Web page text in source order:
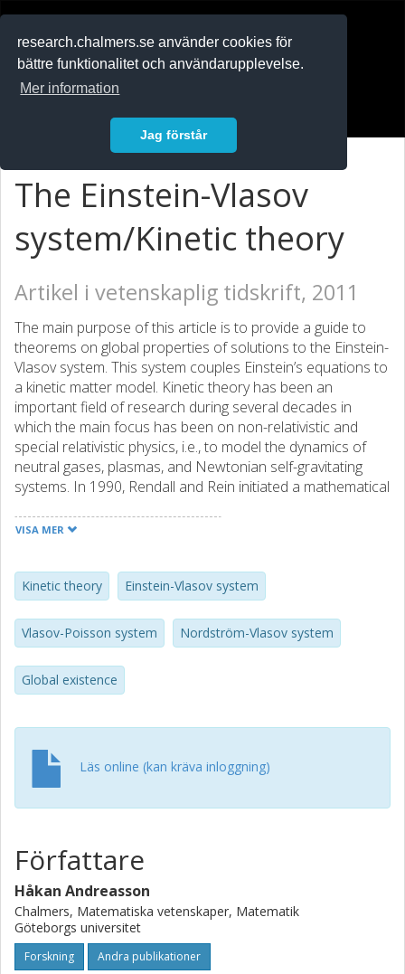
research.chalmers.se använder cookies för
bättre funktionalitet och användarupplevelse.
Mer information
Jag förstår
The Einstein-Vlasov
system/Kinetic theory
Artikel i vetenskaplig tidskrift, 2011
The main purpose of this article is to provide a guide to
theorems on global properties of solutions to the Einstein-
Vlasov system. This system couples Einstein’s equations to
a kinetic matter model. Kinetic theory has been an
important field of research during several decades in
which the main focus has been on non-relativistic and
special relativistic physics, i.e., to model the dynamics of
neutral gases, plasmas, and Newtonian self-gravitating
systems. In 1990, Rendall and Rein initiated a mathematical
theorems on global properties of solutions to this system
Einstein–Vlasov system is introduced. We believe that a
good understanding of kinetic theory in non-curved
spacetimes is fundamental to a good comprehension of
kinetic theory in general relativity.
VISA MER
Kinetic theory Einstein-Vlasov system
Vlasov-Poisson system Nordström-Vlasov system
Global existence
Läs online (kan kräva inloggning)
Författare
Håkan Andreasson
Chalmers, Matematiska vetenskaper, Matematik
Göteborgs universitet
Forskning Andra publikationer